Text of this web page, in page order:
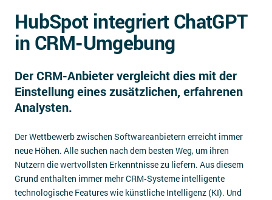
Offene Stellen bei CRM-Lieferanten
Über uns
Impressum
Kontakt
HubSpot integriert ChatGPT
in CRM-Umgebung
Der CRM-Anbieter vergleicht dies mit der
Einstellung eines zusätzlichen, erfahrenen
Analysten.
Der Wettbewerb zwischen Softwareanbietern erreicht immer
neue Höhen. Alle suchen nach dem besten Weg, um ihren
Nutzern die wertvollsten Erkenntnisse zu liefern. Aus diesem
Grund enthalten immer mehr CRM‑Systeme intelligente
technologische Features wie künstliche Intelligenz (KI). Und